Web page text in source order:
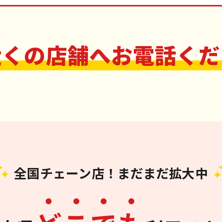
の店舗へお電話く
全国チェーン店！まだまだ拡大中